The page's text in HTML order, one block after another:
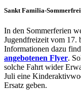
Sankt Familia-
In den Sommerferien
Jugendfreizeit vom 17.
Informationen dazu
angebotenen Flyer.
solche Fahrt wider
Juli eine
Ersatz geben.